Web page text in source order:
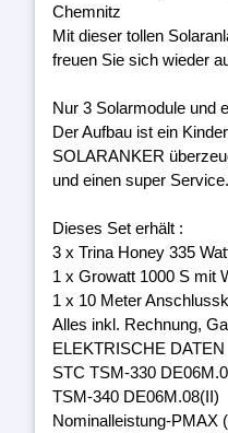
Chemnitz
Mit dieser tollen
freuen Sie sich wieder
Nur 3 Solarmodule und
Der Aufbau ist ein
SOLARANKER
und einen super Service.
Dieses Set erhält :
3 x Trina Honey 335
1 x Growatt 1000 S mit
1 x 10 Meter
Alles inkl. Rechnung,
ELEKTRISCHE DATEN
STC TSM-330
TSM-340 DE06M.08(II)
Nominalleistung-PMAX